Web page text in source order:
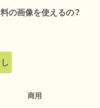
の画像を使えるの？
商用